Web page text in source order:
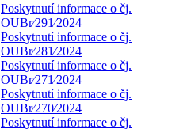
Poskytnutí informace o čj.
OUBr⁄291⁄2024
Poskytnutí informace o čj.
OUBr⁄281⁄2024
Poskytnutí informace o čj.
OUBr⁄271⁄2024
Poskytnutí informace o čj.
OUBr⁄270⁄2024
Poskytnutí informace o čj.